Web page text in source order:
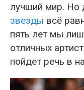
лучший мир. Но
звезды всё
пять лет мы
отличных
пойдет речь в